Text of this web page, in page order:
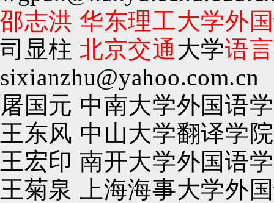
邵志洪 华东理工大学外
司显柱 北京交通大学语
屠国元 中南大学外国语
王东风 中 山大学翻译学院
王宏印 南开大学外国语
王菊泉
上海海事大学外